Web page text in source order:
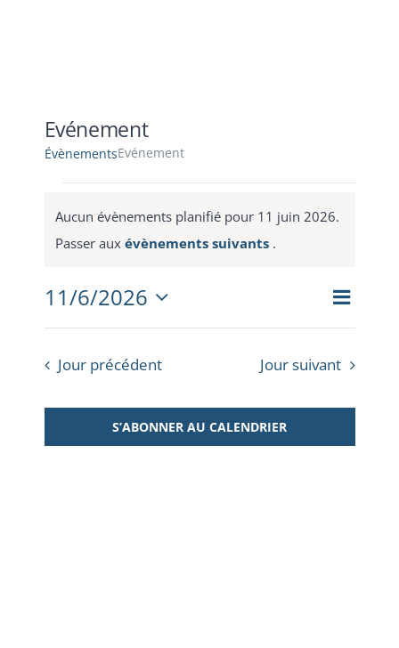
Evénement
ÉvènementsEvénement
for
11
2026
Notice
Aucun évènements planifié pour 11 juin 2026.
Passer aux évènements suivants .
par
Jour
11/6/2026
Sélectionnez
date.
Jour précédent Jour suivant
S’ABONNER AU CALENDRIER